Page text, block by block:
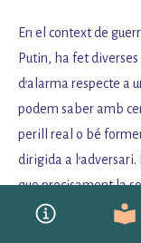
En el context de
Putin, ha fet
d’alarma respecte a
podem saber amb
perill real o bé
dirigida a
que precisament la
possibilita que